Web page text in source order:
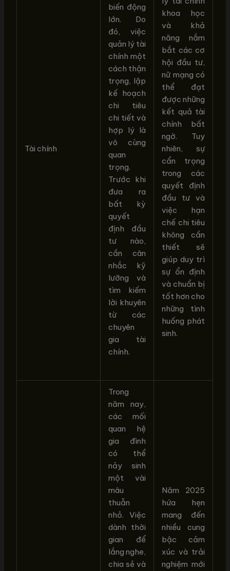
Tài chính
biến động
lớn. Do
đó, việc
quản lý tài
chính một
cách thận
trọng, lập
kế hoạch
chi tiêu
chi tiết và
hợp lý là
vô cùng
quan
trọng.
Trước khi
đưa ra
bất kỳ
quyết
định đầu
tư nào,
cần cân
nhắc kỹ
lưỡng và
tìm kiếm
lời khuyên
từ các
chuyên
gia tài
chính.
khoa học
và khả
năng nắm
bắt các cơ
hội đầu tư,
nữ mạng có
thể đạt
được những
kết quả tài
chính bất
ngờ. Tuy
nhiên, sự
cẩn trọng
trong các
quyết định
đầu tư và
việc hạn
chế chi tiêu
không cần
thiết sẽ
giúp duy trì
sự ổn định
và chuẩn bị
tốt hơn cho
những tình
huống phát
sinh.
Trong
năm nay,
các mối
quan hệ
gia đình
có thể
nảy sinh
một vài
mâu
thuẫn
nhỏ. Việc
dành thời
gian để
lắng nghe,
chia sẻ và
Năm 2025
hứa hẹn
mang đến
nhiều cung
bậc cảm
xúc và trải
nghiệm mới